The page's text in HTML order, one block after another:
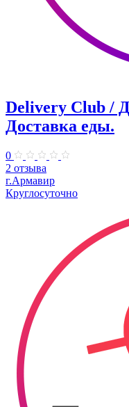
Delivery Club /
Доставка еды.
0
2 отзыва
г.Армавир
Круглосуточно